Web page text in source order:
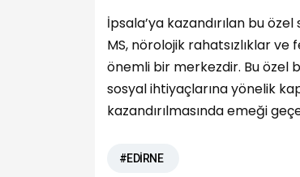
İpsala’ya kazandırılan bu
MS, nörolojik rahatsızlıklar
önemli bir merkezdir. Bu özel
sosyal ihtiyaçlarına yönelik
kazandırılmasında emeği
#EDİRNE